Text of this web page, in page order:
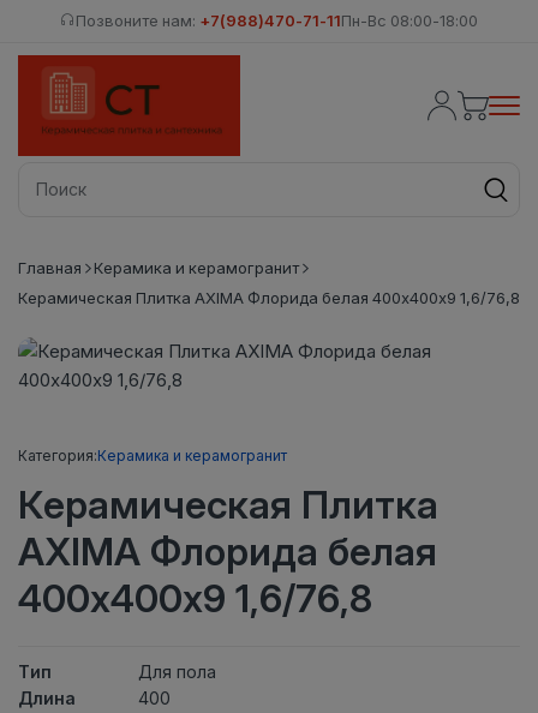
Позвоните нам: +7(988)470-71-11Пн-Вс 08:00-18:00
Главная
Керамика и керамогранит
Керамическая Плитка AXIMA Флорида белая 400х400х9 1,6/76,8
Категория:Керамика и керамогранит
Керамическая Плитка
AXIMA Флорида белая
400х400х9 1,6/76,8
Тип
Для пола
Длина
400